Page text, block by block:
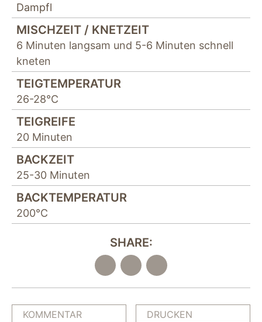
Dampfl
MISCHZEIT / KNETZEIT
6 Minuten langsam und 5-6 Minuten schnell
kneten
TEIGTEMPERATUR
26-28°C
TEIGREIFE
20 Minuten
BACKZEIT
25-30 Minuten
BACKTEMPERATUR
200°C
SHARE:
KOMMENTAR
DRUCKEN